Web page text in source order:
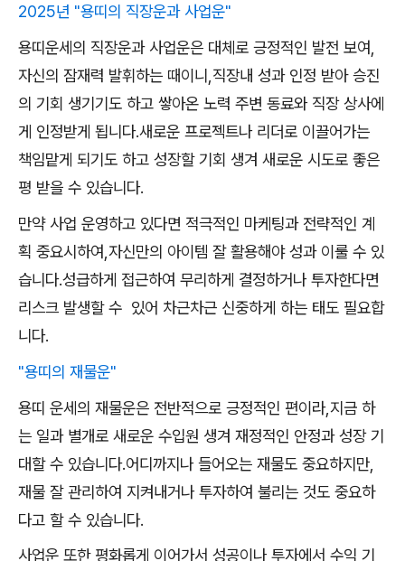
2025년 "용띠의 직장운과 사업운"
용띠운세의 직장운과 사업운은 대체로 긍정적인 발전 보여,
자신의 잠재력 발휘하는 때이니,직장내 성과 인정 받아 승진
의 기회 생기기도 하고 쌓아온 노력 주변 동료와 직장 상사에
게 인정받게 됩니다.새로운 프로젝트나 리더로 이끌어가는
책임맡게 되기도 하고 성장할 기회 생겨 새로운 시도로 좋은
평 받을 수 있습니다.
만약 사업 운영하고 있다면 적극적인 마케팅과 전략적인 계
획 중요시하여,자신만의 아이템 잘 활용해야 성과 이룰 수 있
습니다.성급하게 접근하여 무리하게 결정하거나 투자한다면
리스크 발생할 수 있어 차근차근 신중하게 하는 태도 필요합
니다.
"용띠의 재물운"
용띠 운세의 재물운은 전반적으로 긍정적인 편이라,지금 하
는 일과 별개로 새로운 수입원 생겨 재정적인 안정과 성장 기
대할 수 있습니다.어디까지나 들어오는 재물도 중요하지만,
재물 잘 관리하여 지켜내거나 투자하여 불리는 것도 중요하
다고 할 수 있습니다.
사업운 또한 평화롭게 이어가서 성공이나 투자에서 수익 기